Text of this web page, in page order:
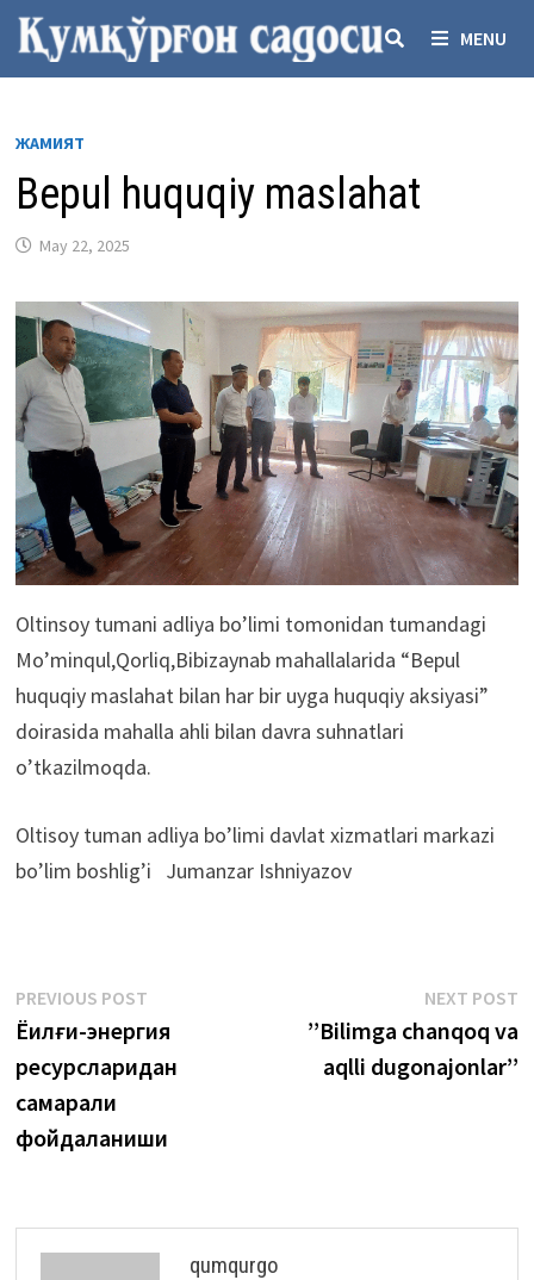
Skip
to
content
MENU
ЖАМИЯТ
Bepul huquqiy maslahat
May 22, 2025
Oltinsoy tumani adliya bo’limi tomonidan tumandagi
Mo’minqul,Qorliq,Bibizaynab mahallalarida “Bepul
huquqiy maslahat bilan har bir uyga huquqiy aksiyasi”
doirasida mahalla ahli bilan davra suhnatlari
o’tkazilmoqda.
Oltisoy tuman adliya bo’limi davlat xizmatlari markazi
bo’lim boshlig’i Jumanzar Ishniyazov
Post
menyusi
PREVIOUS POSTPrevious
post:
Ёқилғи-энергия
ресурсларидан
самарали
фойдаланиши
NEXT POST
ʼʼBilimga chanqoq va
aqlli dugonajonlarʼʼ
qumqurgo